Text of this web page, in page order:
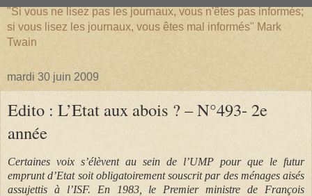
"Si vous ne lisez pas les journaux, vous n'êtes pas informés;
si vous lisez les journaux, vous êtes mal informés" Mark
Twain
mardi 30 juin 2009
Edito : L’Etat aux abois ? – N°493- 2e
année
Certaines voix s’élèvent au sein de l’UMP pour que le futur
emprunt d’Etat soit obligatoirement souscrit par des ménages aisés
assujettis à l’ISF. En 1983, le Premier ministre de François